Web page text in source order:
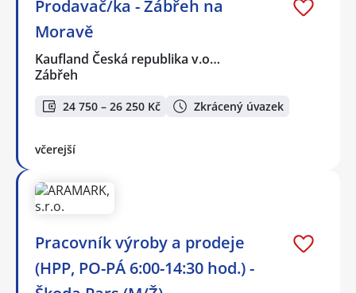
Prodavač/ka - Zábřeh na
Moravě
Kaufland Česká republika v.o…
Zábřeh
24 750 – 26 250 Kč Zkrácený úvazek
včerejší
Pracovník výroby a prodeje
(HPP, PO-PÁ 6:00-14:30 hod.) -